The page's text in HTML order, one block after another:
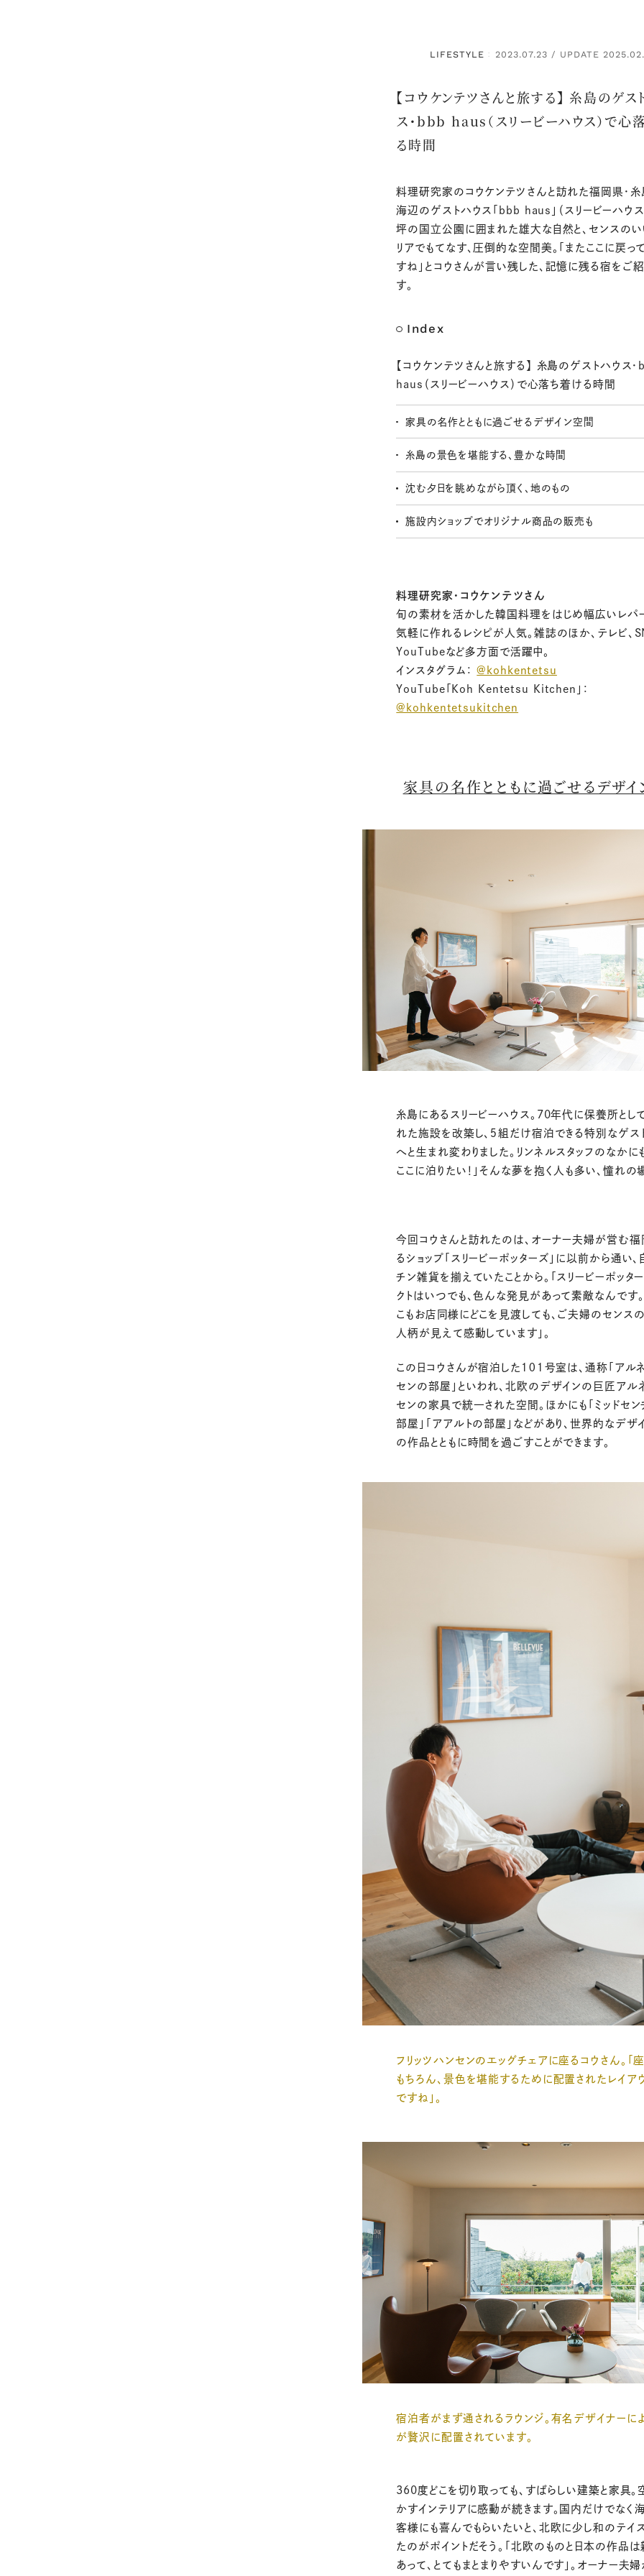
LIFESTYLE ： 2023.07.23 / UPDATE
【コウケンテツさんと旅する】 糸島のゲス
ス・bbb haus（スリービーハウス）で心
る時間
料理研究家のコウケンテツさんと訪れた福岡県・糸
海辺のゲストハウス「bbb haus」（スリービーハウ
坪の国立公園に囲まれた雄大な自然と、センスのい
リアでもてなす、圧倒的な空間美。「またここに戻っ
すね」とコウさんが言い残した、記憶に残る宿をご
す。
Index
【コウケンテツさんと旅する】 糸島のゲストハウス
haus（スリービーハウス）で心落ち着ける時間
家具の名作とともに過ごせるデザイン空間
糸島の景色を堪能する、豊かな時間
沈む夕日を眺めながら頂く、地のもの
施設内ショップでオリジナル商品の販売も
料理研究家・コウケンテツさん
旬の素材を活かした韓国料理をはじめ幅広いレパ
気軽に作れるレシピが人気。雑誌のほか、テレビ、
YouTubeなど多方面で活躍中。
インスタグラム：@kohkentetsu
YouTube「Koh Kentetsu Kitchen」：
@kohkentetsukitchen
家具の名作とともに過ごせるデザ
糸島にあるスリービーハウス。70年代に保養所とし
れた施設を改築し、５組だけ宿泊できる特別なゲス
へと生まれ変わりました。リンネルスタッフのなかに
ここに泊りたい！」そんな夢を抱く人も多い、憧れの
今回コウさんと訪れたのは、オーナー夫婦が営む
るショップ「スリービーポッターズ」に以前から通い、
チン雑貨を揃えていたことから。「スリービーポッタ
クトはいつでも、色んな発見があって素敵なんです
こもお店同様にどこを見渡しても、ご夫婦のセンス
人柄が見えて感動しています」。
この日コウさんが宿泊した１０１号室は、通称「アル
センの部屋」といわれ、北欧のデザインの巨匠アル
センの家具で統一された空間。ほかにも「ミッドセン
部屋」「アアルトの部屋」などがあり、世界的なデザ
の作品とともに時間を過ごすことができます。
フリッツハンセンのエッグチェアに座るコウさん。「
もちろん、景色を堪能するために配置されたレイア
ですね」。
宿泊者がまず通されるラウンジ。有名デザイナーに
が贅沢に配置されています。
360度どこを切り取っても、すばらしい建築と家具。
かすインテリアに感動が続きます。国内だけでなく
客様にも喜んでもらいたいと、北欧に少し和のテイ
たのがポイントだそう。「北欧のものと日本の作品
あって、とてもまとまりやすいんです」。オーナー夫